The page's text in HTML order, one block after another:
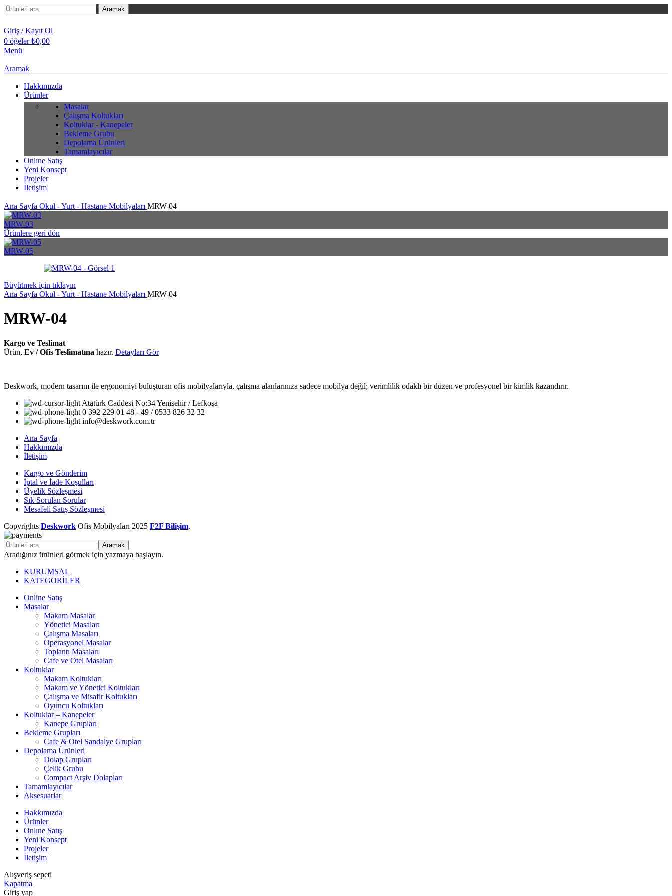
Aramak
Giriş / Kayıt Ol
0 öğeler ₺0,00
Menü
Aramak
Hakkımızda
Ürünler
Masalar
Çalışma Koltukları
Koltuklar - Kanepeler
Bekleme Grubu
Depolama Ürünleri
Tamamlayıcılar
Onlıne Satış
Yeni Konsept
Projeler
İletişim
Ana Sayfa Okul - Yurt - Hastane Mobilyaları MRW-04
MRW-03
Ürünlere geri dön
MRW-05
Büyütmek için tıklayın
Ana Sayfa Okul - Yurt - Hastane Mobilyaları MRW-04
MRW-04
Kargo ve Teslimat
Ürün, Ev / Ofis Teslimatına hazır. Detayları Gör
Deskwork, modern tasarım ile ergonomiyi buluşturan ofis mobilyalarıyla, çalışma alanlarınıza sadece mobilya değil; verimlilik odaklı bir düzen ve profesyonel bir kimlik kazandırır.
Atatürk Caddesi No:34 Yenişehir / Lefkoşa
0 392 229 01 48 - 49 / 0533 826 32 32
info@deskwork.com.tr
Ana Sayfa
Hakkımızda
İletişim
Kargo ve Gönderim
İptal ve İade Koşulları
Üyelik Sözleşmesi
Sık Sorulan Sorular
Mesafeli Satış Sözleşmesi
Copyrights Deskwork Ofis Mobilyaları 2025 F2F Bilişim.
Aramak
Aradığınız ürünleri görmek için yazmaya başlayın.
KURUMSAL
KATEGORİLER
Online Satış
Masalar
Makam Masalar
Yönetici Masaları
Çalışma Masaları
Operasyonel Masalar
Toplantı Masaları
Cafe ve Otel Masaları
Koltuklar
Makam Koltukları
Makam ve Yönetici Koltukları
Çalışma ve Misafir Koltukları
Oyuncu Koltukları
Koltuklar – Kanepeler
Kanepe Grupları
Bekleme Grupları
Cafe & Otel Sandalye Grupları
Depolama Ürünleri
Dolap Grupları
Çelik Grubu
Compact Arşiv Dolapları
Tamamlayıcılar
Aksesuarlar
Hakkımızda
Ürünler
Onlıne Satış
Yeni Konsept
Projeler
İletişim
Alışveriş sepeti
Kapatma
Giriş yap